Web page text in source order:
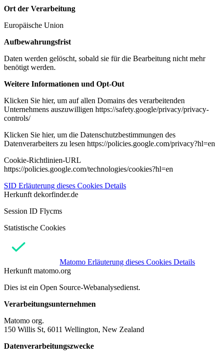
Ort der Verarbeitung
Europäische Union
Aufbewahrungsfrist
Daten werden gelöscht, sobald sie für die Bearbeitung nicht mehr
benötigt werden.
Weitere Informationen und Opt-Out
Klicken Sie hier, um auf allen Domains des verarbeitenden
Unternehmens auszuwilligen https://safety.google/privacy/privacy-
controls/
Klicken Sie hier, um die Datenschutzbestimmungen des
Datenverarbeiters zu lesen https://policies.google.com/privacy?hl=en
Cookie-Richtlinien-URL
https://policies.google.com/technologies/cookies?hl=en
SID Erläuterung dieses Cookies Details
Herkunft dekorfinder.de
Session ID Flycms
Statistische Cookies
Matomo Erläuterung dieses Cookies Details
Herkunft matomo.org
Dies ist ein Open Source-Webanalysedienst.
Verarbeitungsunternehmen
Matomo org.
150 Willis St, 6011 Wellington, New Zealand
Datenverarbeitungszwecke